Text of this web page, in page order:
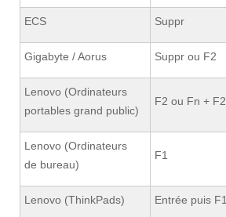
ECS Suppr
Gigabyte / Aorus Suppr ou F2
Lenovo (Ordinateurs
portables grand public)
F2 ou Fn + F2
Lenovo (Ordinateurs
de bureau)
F1
Lenovo (ThinkPads) Entrée puis F1